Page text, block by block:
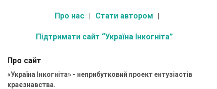
Про нас Стати автором
Підтримати сайт “Україна Інкогніта”
Про сайт
«Україна Інкогніта» - неприбутковий проект ентузіастів
краєзнавства.